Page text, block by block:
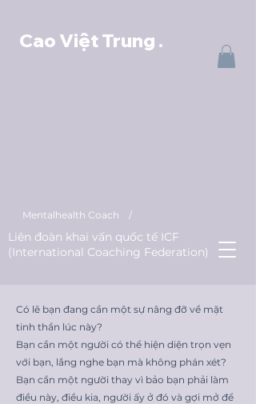
Cao Việt Trung .
Mentalhealth Coach /
Liên đoàn khai vấn quốc tế ICF
(International Coaching Federation)
Có lẽ bạn đang cần một sự nâng đỡ về mặt
tinh thần lúc này?
Bạn cần một người có thể hiện diện trọn vẹn
với bạn, lắng nghe bạn mà không phán xét?
Bạn cần một người thay vì bảo bạn phải làm
điều này, điều kia, người ấy ở đó và gợi mở để